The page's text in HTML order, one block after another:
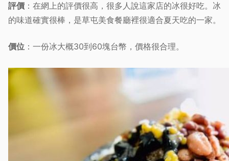
評價 ：在網上的評價很高，很多人說這家店的冰很好吃。冰
的味道確實很棒，是草屯美食餐廳裡很適合夏天吃的一家。
價位 ：一份冰大概30到60塊台幣，價格很合理。